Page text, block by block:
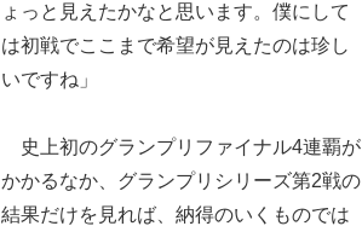
ょっと見えたかなと思います。僕にして
は初戦でここまで希望が見えたのは珍し
いですね」
史上初のグランプリファイナル4連覇が
かかるなか、グランプリシリーズ第2戦の
結果だけを見れば、納得のいくものでは